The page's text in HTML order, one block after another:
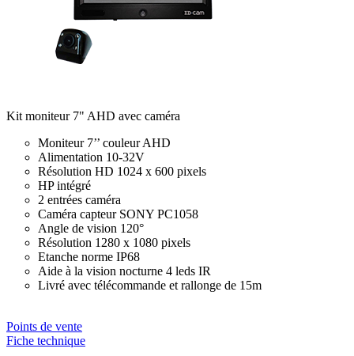
Kit moniteur 7" AHD avec caméra
Moniteur 7’’ couleur AHD
Alimentation 10-32V
Résolution HD 1024 x 600 pixels
HP intégré
2 entrées caméra
Caméra capteur SONY PC1058
Angle de vision 120°
Résolution 1280 x 1080 pixels
Etanche norme IP68
Aide à la vision nocturne 4 leds IR
Livré avec télécommande et rallonge de 15m
Points de vente
Fiche technique